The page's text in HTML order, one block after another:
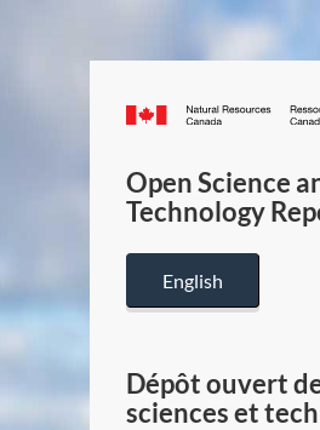
Canada.ca
Open Science
Technology
English
Dépôt ouvert
sciences et